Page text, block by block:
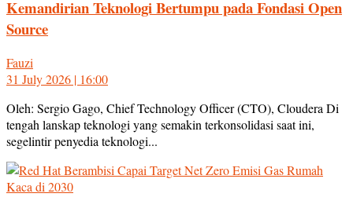
Kemandirian Teknologi Bertumpu pada Fondasi Open
Source
Fauzi
31 July 2026 | 16:00
Oleh: Sergio Gago, Chief Technology Officer (CTO), Cloudera Di
tengah lanskap teknologi yang semakin terkonsolidasi saat ini,
segelintir penyedia teknologi...